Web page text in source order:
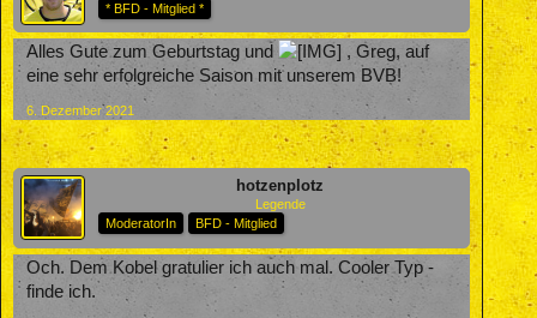
* BFD - Mitglied *
Alles Gute zum Geburtstag und
, Greg, auf
eine sehr erfolgreiche Saison mit unserem BVB!
6. Dezember 2021
hotzenplotz
Legende
ModeratorIn
BFD - Mitglied
Och. Dem Kobel gratulier ich auch mal. Cooler Typ -
finde ich.